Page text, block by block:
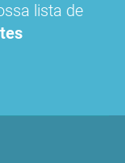
lista de